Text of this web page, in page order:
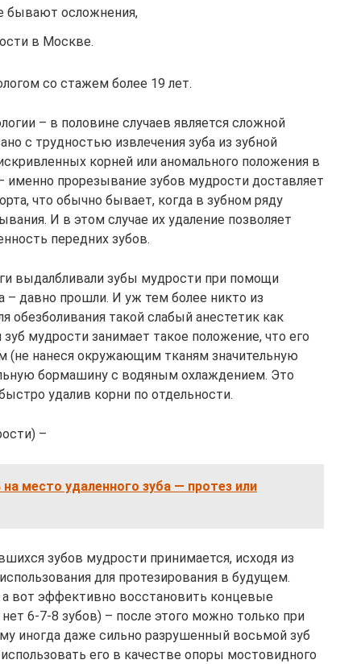
бывают осложнения,
в Москве.
со стажем более 19 лет.
– в половине случаев является сложной
с трудностью извлечения зуба из зубной
корней или аномального положения в
именно прорезывание зубов мудрости доставляет
что обычно бывает, когда в зубном ряду
И в этом случае их удаление позволяет
передних зубов.
выдалбливали зубы мудрости при помощи
– давно прошли. И уж тем более никто из
обезболивания такой слабый анестетик как
мудрости занимает такое положение, что его
(не нанеся окружающим тканям значительную
бормашину с водяным охлаждением. Это
удалив корни по отдельности.
–
место удаленного зуба — протез или
зубов мудрости принимается, исходя из
для протезирования в будущем.
а вот эффективно восстановить концевые
6-7-8 зубов) – после этого можно только при
иногда даже сильно разрушенный восьмой зуб
его в качестве опоры мостовидного